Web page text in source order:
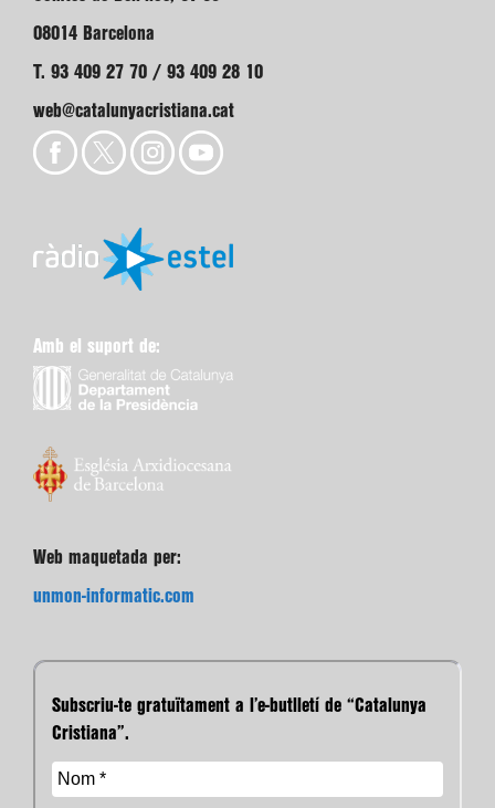
08014 Barcelona
T. 93 409 27 70 / 93 409 28 10
web@catalunyacristiana.cat
Amb el suport de:
Web maquetada per:
unmon-informatic.com
Subscriu-te gratuïtament a l’e-butlletí de “Catalunya
Cristiana”.